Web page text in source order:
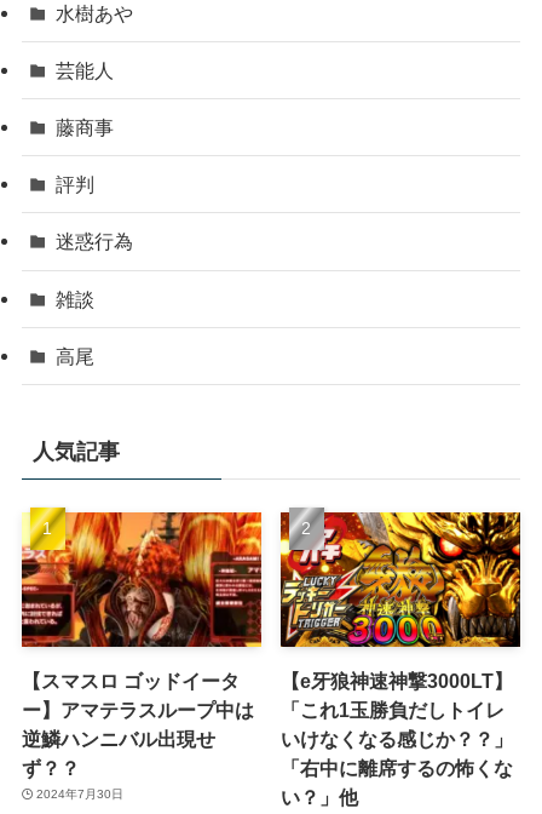
水樹あや
芸能人
藤商事
評判
迷惑行為
雑談
高尾
人気記事
【スマスロ ゴッドイータ
ー】アマテラスループ中は
逆鱗ハンニバル出現せ
ず？？
2024年7月30日
【e牙狼神速神撃3000LT】
「これ1玉勝負だしトイレ
いけなくなる感じか？？」
「右中に離席するの怖くな
い？」他